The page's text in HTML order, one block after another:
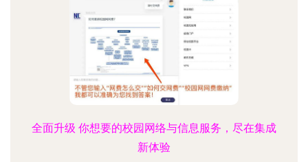
全面升级 你想要的校园网络与信息服务，尽在集成
新体验